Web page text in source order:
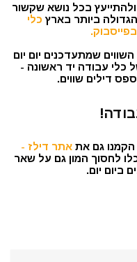
בכל נושא שקשור
ביותר בארץ כלי
שמתעדכנים יום יום
כלי עבודה יד ראשונה -
דילים שווים.
הקמנו גם אתאתר דילז -
לחסוך המון גם על שאר
ביום יום.